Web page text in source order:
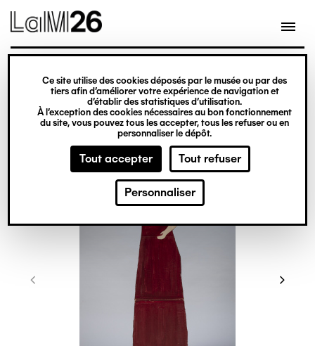
Gestion des cookies
Ce site utilise des cookies déposés par le musée ou par des
tiers afin d’améliorer votre expérience de navigation et
d’établir des statistiques d’utilisation.
À l’exception des cookies nécessaires au bon fonctionnement
du site, vous pouvez tous les accepter, tous les refuser ou en
personnaliser le dépôt.
Tout accepter Tout refuser
Personnaliser
contenu